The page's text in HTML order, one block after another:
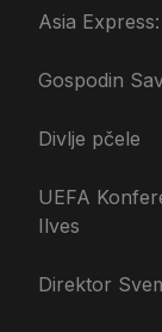
Asia
Gospodin
Divlje pčele
UEFA
Ilves
Direktor